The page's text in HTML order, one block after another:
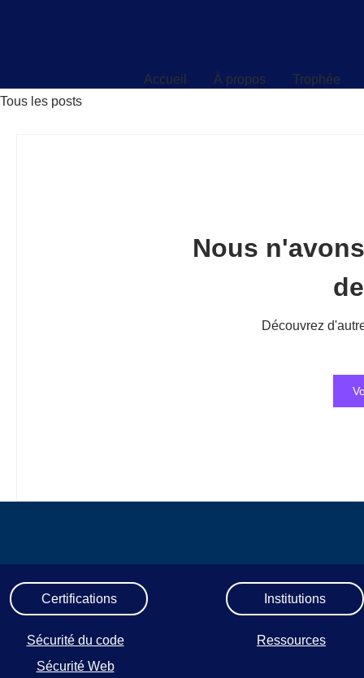
Accueil À propos
Trophée
Tous les posts
Nous
Découvrez
Certifications
Sécurité du code
Sécurité Web
Institutions
Ressources